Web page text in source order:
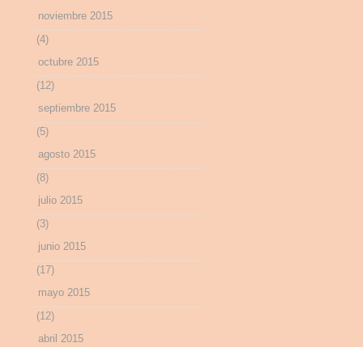
noviembre 2015
(4)
octubre 2015
(12)
septiembre 2015
(5)
agosto 2015
(8)
julio 2015
(3)
junio 2015
(17)
mayo 2015
(12)
abril 2015